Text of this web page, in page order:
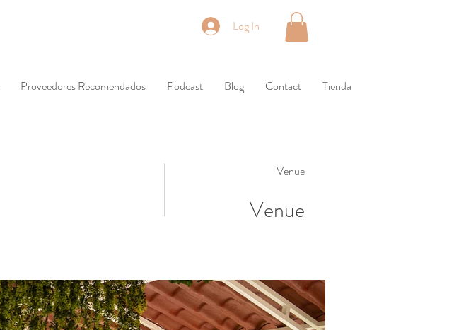
Proveedores Recomendados Podcast Blog Contact Tienda
Log In
Venue
Venue